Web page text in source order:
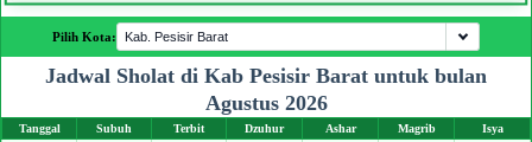
Pilih Kota:
Jadwal Sholat di Kab Pesisir Barat untuk bulan
Agustus 2026
Tanggal Subuh Terbit Dzuhur Ashar Magrib
Isya